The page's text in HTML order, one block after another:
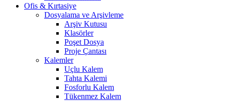
Ofis & Kırtasiye
Dosyalama ve Arşivleme
Arşiv Kutusu
Klasörler
Poşet Dosya
Proje Çantası
Kalemler
Uçlu Kalem
Tahta Kalemi
Fosforlu Kalem
Tükenmez Kalem